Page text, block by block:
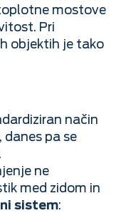
mostove
Pri
objektih je tako
način
danes pa se
ne
med zidom in
sistem: